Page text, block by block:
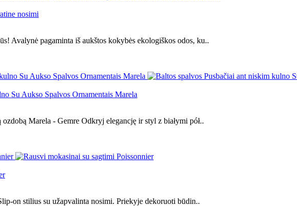
nosimi
Avalynė pagaminta iš aukštos kokybės ekologiškos odos, ku..
Su Aukso Spalvos Ornamentais Marela
ozdobą Marela - Gemre Odkryj elegancję ir styl z białymi pół..
on stilius su užapvalinta nosimi. Priekyje dekoruoti būdin..